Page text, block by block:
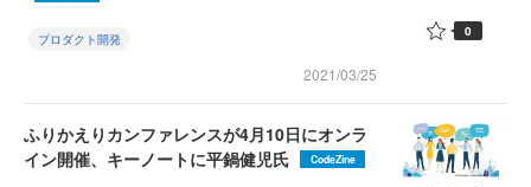
プロダクト開発
2021/03/25
0
ふりかえりカンファレンスが4月10日にオンラ
イン開催、キーノートに平鍋健児氏
CodeZine